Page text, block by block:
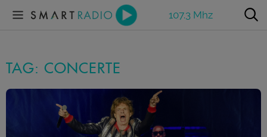
107.3 Mhz
TAG: CONCERTE